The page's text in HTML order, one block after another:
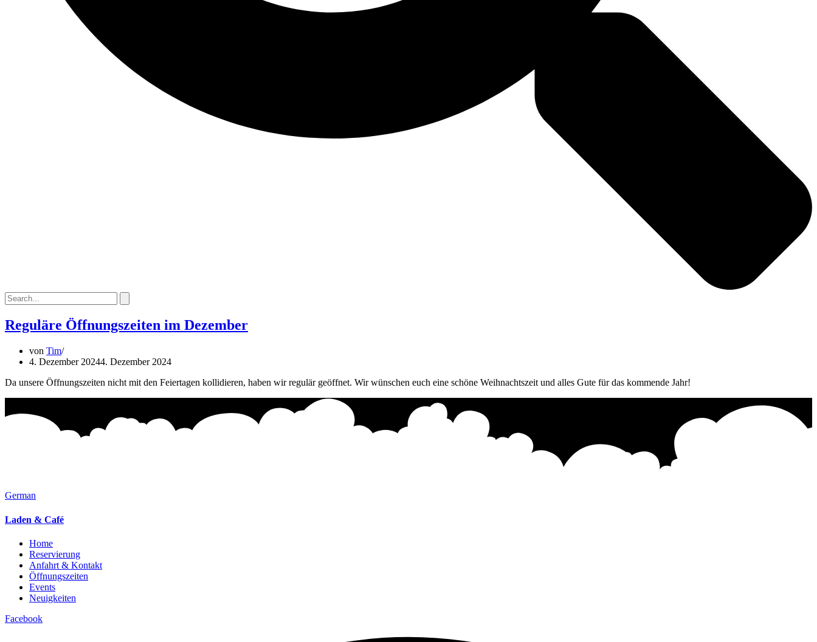
Reguläre Öffnungszeiten im Dezember
von Tim
4. Dezember 20244. Dezember 2024
Da unsere Öffnungszeiten nicht mit den Feiertagen kollidieren, haben wir regulär geöffnet. Wir wünschen euch eine schöne Weihnachtszeit und alles Gute für das kommende Jahr!
German
Laden & Café
Home
Reservierung
Anfahrt & Kontakt
Öffnungszeiten
Events
Neuigkeiten
Facebook